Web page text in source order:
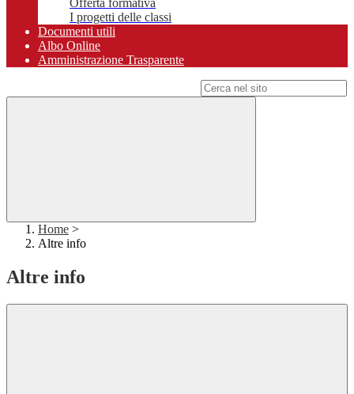
Offerta formativa
I progetti delle classi
Documenti utili
Albo Online
Amministrazione Trasparente
Home >
Altre info
Altre info